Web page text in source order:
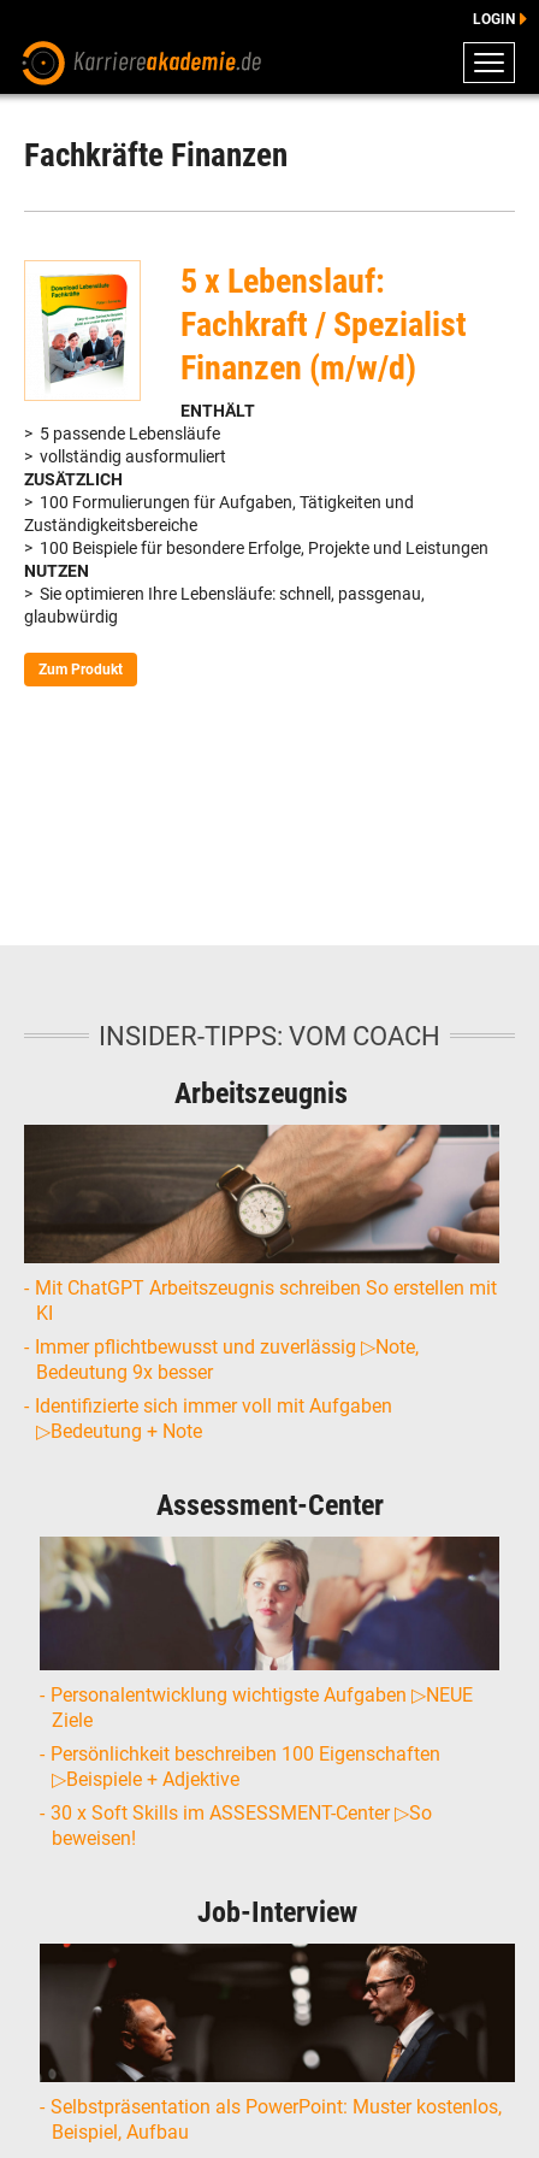
DOWNLOADS
E-LEARNING
BERATUNG
LOGIN
Fachkräfte Finanzen
5 x Lebenslauf:
Fachkraft / Spezialist
Finanzen (m/w/d)
ENTHÄLT
> 5 passende Lebensläufe
> vollständig ausformuliert
ZUSÄTZLICH
> 100 Formulierungen für Aufgaben, Tätigkeiten und
Zuständigkeitsbereiche
> 100 Beispiele für besondere Erfolge, Projekte und Leistungen
NUTZEN
> Sie optimieren Ihre Lebensläufe: schnell, passgenau,
glaubwürdig
Zum Produkt
INSIDER-TIPPS: VOM COACH
Arbeitszeugnis
Mit ChatGPT Arbeitszeugnis schreiben So erstellen mit
KI
Immer pflichtbewusst und zuverlässig ▷Note,
Bedeutung 9x besser
Identifizierte sich immer voll mit Aufgaben
▷Bedeutung + Note
Assessment-Center
Personalentwicklung wichtigste Aufgaben ▷NEUE
Ziele
Persönlichkeit beschreiben 100 Eigenschaften
▷Beispiele + Adjektive
30 x Soft Skills im ASSESSMENT-Center ▷So
beweisen!
Job-Interview
Selbstpräsentation als PowerPoint: Muster kostenlos,
Beispiel, Aufbau